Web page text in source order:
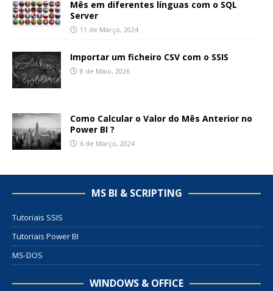
Mês em diferentes línguas com o SQL
Server
11 de Março, 2024
Importar um ficheiro CSV com o SSIS
8 de Maio, 2026
Como Calcular o Valor do Mês Anterior no
Power BI ?
6 de Março, 2024
MS BI & SCRIPTING
Tutoriais SSIS
Tutoriais Power BI
MS-DOS
WINDOWS & OFFICE